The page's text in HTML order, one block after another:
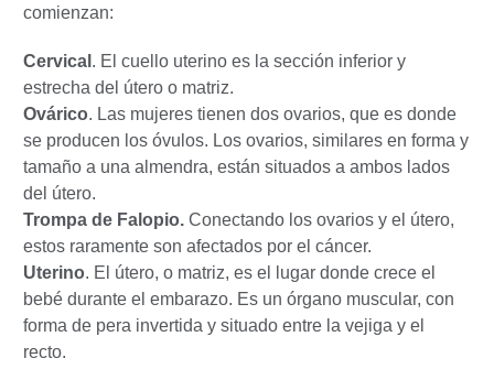
comienzan:
Cervical . El cuello uterino es la sección inferior y
estrecha del útero o matriz.
Ovárico. Las mujeres tienen dos ovarios, que es donde
se producen los óvulos. Los ovarios, similares en forma y
tamaño a una almendra, están situados a ambos lados
del útero.
Trompa de Falopio. Conectando los ovarios y el útero,
estos raramente son afectados por el cáncer.
Uterino. El útero, o matriz, es el lugar donde crece el
bebé durante el embarazo. Es un órgano muscular, con
forma de pera invertida y situado entre la vejiga y el
recto.